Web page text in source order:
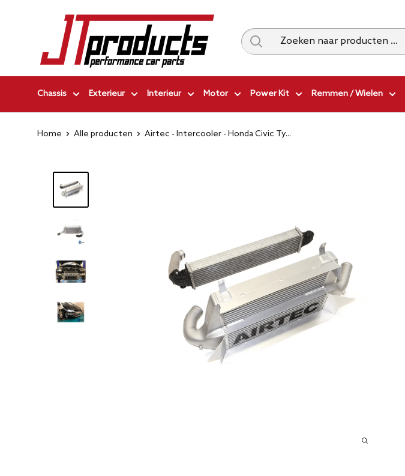
Products
Car
Chassis Exterieur Interieur Motor Power Kit Remmen / Wielen
Home Alle producten Airtec - Intercooler - Honda Civic Ty...